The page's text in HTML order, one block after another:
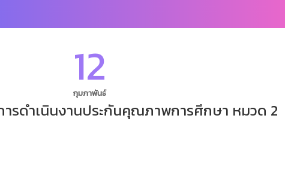
12
กุมภาพันธ์
รดำเนินงานประกันคุณภาพการศึกษา หมวด 2